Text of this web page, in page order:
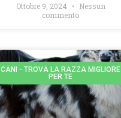
Ottobre 9, 2024
Nessun
commento
CANI - TROVA LA RAZZA MIGLIORE
PER TE